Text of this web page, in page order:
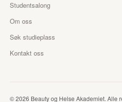
Studentsalong
Om oss
Søk studieplass
Kontakt oss
© 2026 Beauty og Helse Akademiet. Alle